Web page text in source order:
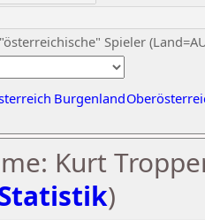
Spieler
Burgenland
Kurt
)